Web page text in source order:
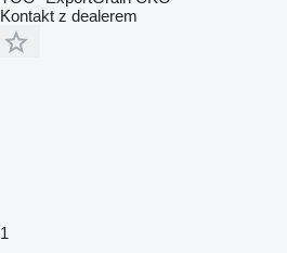
Kontakt z dealerem
1